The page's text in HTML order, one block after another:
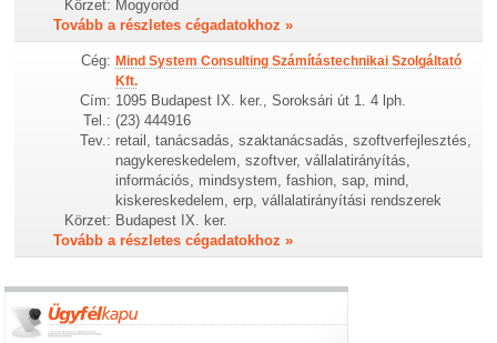
Körzet: Mogyoród
Tovább a részletes cégadatokhoz »
Cég: Mind System Consulting Számítástechnikai Szolgáltató
Kft.
Cím: 1095 Budapest IX. ker., Soroksári út 1. 4 lph.
Tel.: (23) 444916
Tev.: retail, tanácsadás, szaktanácsadás, szoftverfejlesztés,
nagykereskedelem, szoftver, vállalatirányítás,
információs, mindsystem, fashion, sap, mind,
kiskereskedelem, erp, vállalatirányítási rendszerek
Körzet: Budapest IX. ker.
Tovább a részletes cégadatokhoz »